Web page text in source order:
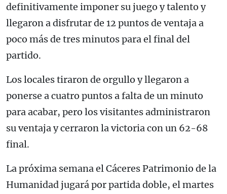
definitivamente imponer su juego y talento y
llegaron a disfrutar de 12 puntos de ventaja a
poco más de tres minutos para el final del
partido.
Los locales tiraron de orgullo y llegaron a
ponerse a cuatro puntos a falta de un minuto
para acabar, pero los visitantes administraron
su ventaja y cerraron la victoria con un 62-68
final.
La próxima semana el Cáceres Patrimonio de la
Humanidad jugará por partida doble, el martes